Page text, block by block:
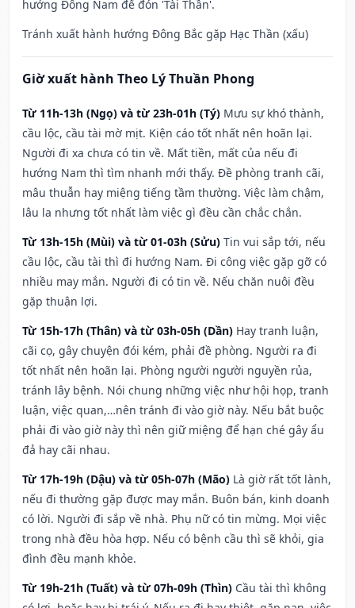
hướng Đông Nam để đón 'Tài Thần'.
Tránh xuất hành hướng Đông Bắc gặp Hạc Thần (xấu)
Giờ xuất hành Theo Lý Thuần Phong
Từ 11h-13h (Ngọ) và từ 23h-01h (Tý) Mưu sự khó thành,
cầu lộc, cầu tài mờ mịt. Kiện cáo tốt nhất nên hoãn lại.
Người đi xa chưa có tin về. Mất tiền, mất của nếu đi
hướng Nam thì tìm nhanh mới thấy. Đề phòng tranh cãi,
mâu thuẫn hay miệng tiếng tầm thường. Việc làm chậm,
lâu la nhưng tốt nhất làm việc gì đều cần chắc chắn.
Từ 13h-15h (Mùi) và từ 01-03h (Sửu) Tin vui sắp tới, nếu
cầu lộc, cầu tài thì đi hướng Nam. Đi công việc gặp gỡ có
nhiều may mắn. Người đi có tin về. Nếu chăn nuôi đều
gặp thuận lợi.
Từ 15h-17h (Thân) và từ 03h-05h (Dần) Hay tranh luận,
cãi cọ, gây chuyện đói kém, phải đề phòng. Người ra đi
tốt nhất nên hoãn lại. Phòng người người nguyền rủa,
tránh lây bệnh. Nói chung những việc như hội họp, tranh
luận, việc quan,…nên tránh đi vào giờ này. Nếu bắt buộc
phải đi vào giờ này thì nên giữ miệng để hạn ché gây ẩu
đả hay cãi nhau.
Từ 17h-19h (Dậu) và từ 05h-07h (Mão) Là giờ rất tốt lành,
nếu đi thường gặp được may mắn. Buôn bán, kinh doanh
có lời. Người đi sắp về nhà. Phụ nữ có tin mừng. Mọi việc
trong nhà đều hòa hợp. Nếu có bệnh cầu thì sẽ khỏi, gia
đình đều mạnh khỏe.
Từ 19h-21h (Tuất) và từ 07h-09h (Thìn) Cầu tài thì không